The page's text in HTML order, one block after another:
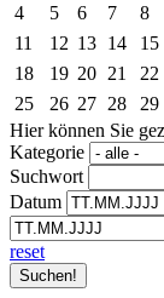
4
5 6 7 8
11
12 13 14 15
18
19 20 21 22
25
26 27 28 29
Hier können Sie
Kategorie
Suchwort
Datum
reset